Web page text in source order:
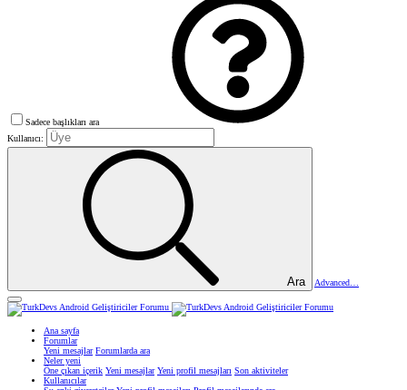
Sadece başlıkları ara
Kullanıcı:
Ara Advanced…
Ana sayfa
Forumlar
Yeni mesajlar Forumlarda ara
Neler yeni
Öne çıkan içerik Yeni mesajlar Yeni profil mesajları Son aktiviteler
Kullanıcılar